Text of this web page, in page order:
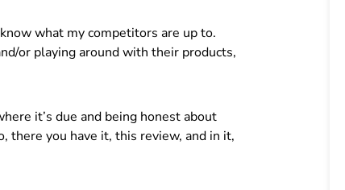
what my competitors are up to.
or playing around with their products,
it’s due and being honest about
there you have it, this review, and in it,